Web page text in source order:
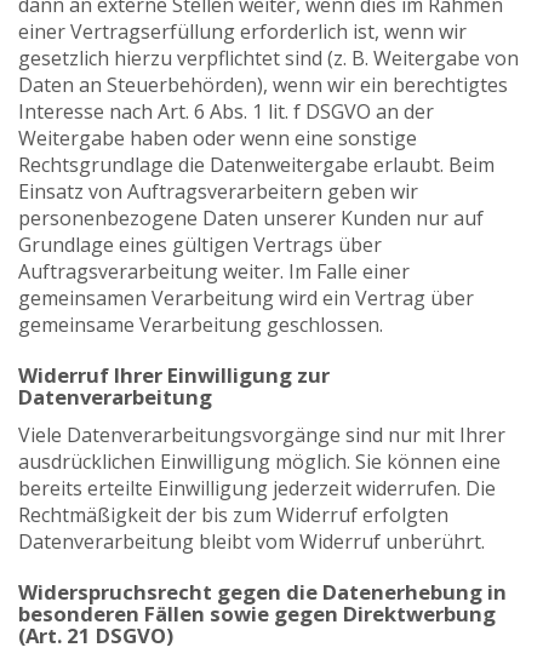
einer Vertragserfüllung erforderlich ist, wenn wir
gesetzlich hierzu verpflichtet sind (z. B. Weitergabe von
Daten an Steuerbehörden), wenn wir ein berechtigtes
Interesse nach Art. 6 Abs. 1 lit. f DSGVO an der
Weitergabe haben oder wenn eine sonstige
Rechtsgrundlage die Datenweitergabe erlaubt. Beim
Einsatz von Auftragsverarbeitern geben wir
personenbezogene Daten unserer Kunden nur auf
Grundlage eines gültigen Vertrags über
Auftragsverarbeitung weiter. Im Falle einer
gemeinsamen Verarbeitung wird ein Vertrag über
gemeinsame Verarbeitung geschlossen.
Widerruf Ihrer Einwilligung zur
Datenverarbeitung
Viele Datenverarbeitungsvorgänge sind nur mit Ihrer
ausdrücklichen Einwilligung möglich. Sie können eine
bereits erteilte Einwilligung jederzeit widerrufen. Die
Rechtmäßigkeit der bis zum Widerruf erfolgten
Datenverarbeitung bleibt vom Widerruf unberührt.
Widerspruchsrecht gegen die Datenerhebung in
besonderen Fällen sowie gegen Direktwerbung
(Art. 21 DSGVO)